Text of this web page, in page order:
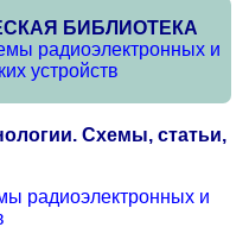
БИБЛИОТЕКА
радиоэлектронных и
устройств
Схемы, статьи,
радиоэлектронных и